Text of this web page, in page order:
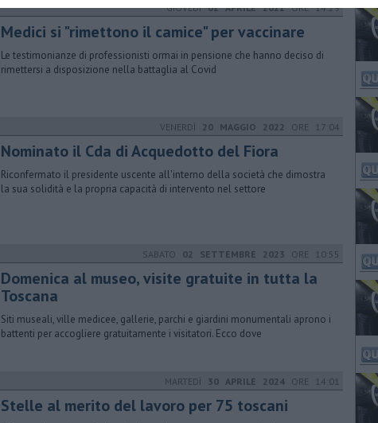
GIOVEDÌ01 APRILE 2021ORE 14:29
Medici si "rimettono il camice" per vaccinare
Le testimonianze di professionisti ormai in pensione che hanno deciso di
rimettersi a disposizione nella battaglia al Covid
VENERDÌ 20 MAGGIO 2022 ORE 17:04
Nominato il Cda di Acquedotto del Fiora
Riconfermato il presidente uscente all'interno della società che dimostra
la sua solidità e la propria capacità di intervento nel settore
SABATO 02 SETTEMBRE 2023 ORE 10:55
Domenica al museo, visite gratuite in tutta la
Toscana
Siti museali, ville medicee, gallerie, parchi e giardini monumentali aprono i
battenti per accogliere gratuitamente i visitatori. Ecco dove
MARTEDÌ 30 APRILE 2024 ORE 14:01
Stelle al merito del lavoro per 75 toscani